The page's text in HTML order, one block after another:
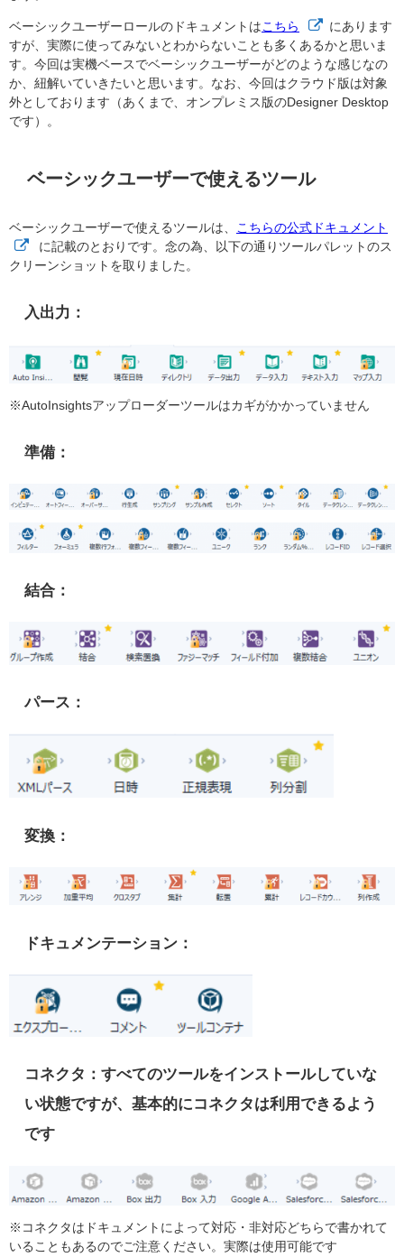
ベーシックユーザーロールのドキュメントは こちら
にあります
すが、実際に使ってみないとわからないことも多くあるかと思いま
す。今回は実機ベースでベーシックユーザーがどのような感じなの
か、紐解いていきたいと思います。なお、今回はクラウド版は対象
外としております（あくまで、オンプレミス版のDesigner Desktop
です）。
ベーシックユーザーで使えるツール
ベーシックユーザーで使えるツールは、
こちらの公式ドキュメント
に記載のとおりです。念の為、以下の通りツールパレットのス
クリーンショットを取りました。
入出力：
※AutoInsightsアップローダーツールはカギがかかっていません
準備：
結合：
パース：
変換：
ドキュメンテーション：
コネクタ：すべてのツールをインストールしていな
い状態ですが、基本的にコネクタは利用できるよう
です
※コネクタはドキュメントによって対応・非対応どちらで書かれて
いることもあるのでご注意ください。実際は使用可能です